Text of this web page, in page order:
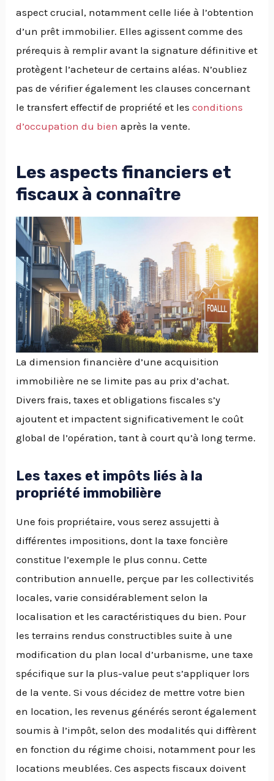
aspect crucial, notamment celle liée à l’obtention
d’un prêt immobilier. Elles agissent comme des
prérequis à remplir avant la signature définitive et
protègent l’acheteur de certains aléas. N’oubliez
pas de vérifier également les clauses concernant
le transfert effectif de propriété et lesconditions
d’occupation du bien après la vente.
Les aspects financiers et
fiscaux à connaître
La dimension financière d’une acquisition
immobilière ne se limite pas au prix d’achat.
Divers frais, taxes et obligations fiscales s’y
ajoutent et impactent significativement le coût
global de l’opération, tant à court qu’à long terme.
Les taxes et impôts liés à la
propriété immobilière
Une fois propriétaire, vous serez assujetti à
différentes impositions, dont la taxe foncière
constitue l’exemple le plus connu. Cette
contribution annuelle, perçue par les collectivités
locales, varie considérablement selon la
localisation et les caractéristiques du bien. Pour
les terrains rendus constructibles suite à une
modification du plan local d’urbanisme, une taxe
spécifique sur la plus-value peut s’appliquer lors
de la vente. Si vous décidez de mettre votre bien
en location, les revenus générés seront également
soumis à l’impôt, selon des modalités qui diffèrent
en fonction du régime choisi, notamment pour les
locations meublées. Ces aspects fiscaux doivent